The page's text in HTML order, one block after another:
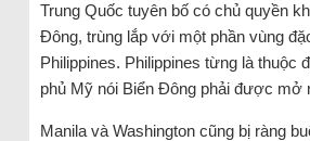
Trung Quốc tuyên bố có chủ quyền
Đông, trùng lắp với một phần vùng
Philippines. Philippines từng là thuộc
phủ Mỹ nói Biển Đông phải được mở
Manila và Washington cũng bị ràng